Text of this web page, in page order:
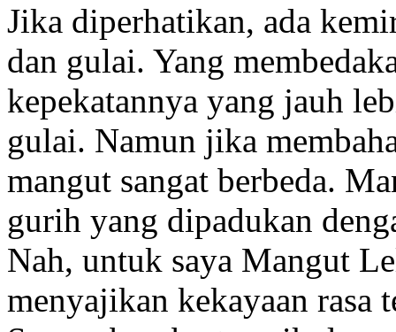
Jika diperhatikan, ada
dan gulai. Yang
kepekatannya yang jauh
gulai. Namun jika
mangut sangat berbeda.
gurih yang dipadukan
Nah, untuk saya Mangut
menyajikan kekayaan rasa